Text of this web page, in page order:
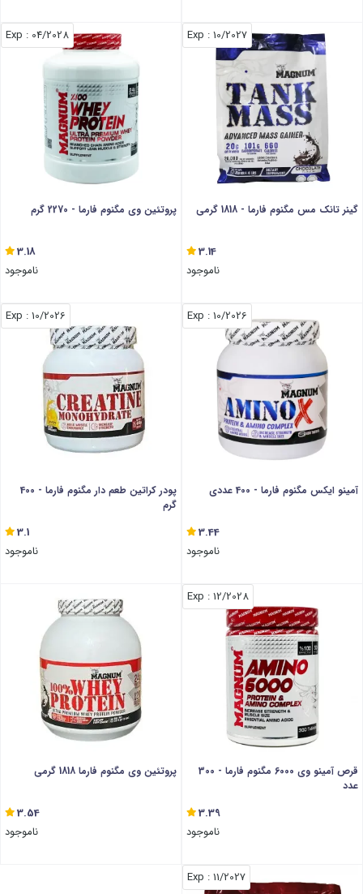
10/2027
: Exp
گینر تانک مس مگنوم فارما - 1818 گرمی
3.14
ناموجود
04/2028
: Exp
پروتئین وی مگنوم فارما - 2270 گرم
3.18
ناموجود
10/2026
: Exp
آمینو ایکس مگنوم فارما - 400 عددی
3.44
ناموجود
10/2026
: Exp
پودر کراتین طعم دار مگنوم فارما - 400
گرم
3.1
ناموجود
12/2028
: Exp
قرص آمینو وی 6000 مگنوم فارما - 300
عدد
3.39
ناموجود
پروتئین وی مگنوم فارما 1818 گرمی
3.54
ناموجود
11/2027
: Exp